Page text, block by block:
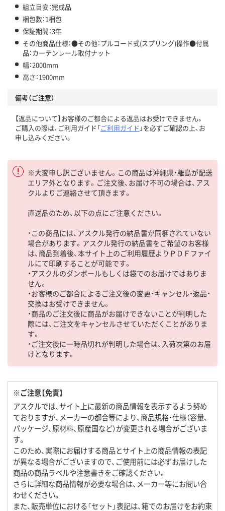
組立目安：完成品
梱包数：1梱包
保証期間：3年
その他商品仕様：●その他：プルコード式(スプリング)操作●付属
品：カーテンレール取付ナット
幅：2000mm
高さ：1900mm
備考（ご注意）
【返品について】お客様のご都合による返品はお受けできません。
ご購入の際は、ご利用ガイド「ご利用ガイド 」を必ずご確認の上、お
申し込みください。
※大変申し訳ございません。この商品は沖縄県・離島が配送
エリア外となります。ご注文後、お届け不可の場合は、アス
クルよりご連絡させて頂きます。
直送品のため、以下の点にご注意ください。
・この商品には、アスクル発行の納品書が同梱されていない
場合があります。アスクル発行の納品書をご希望のお客様
は、商品到着後、本サイト上のご利用履歴よりＰＤＦファイ
ルにて印刷することが可能です。
・アスクルのダンボールもしくは袋でのお届けではありま
せん。
・お客様のご都合によるご注文後の変更・キャンセル・返品・
交換はお受けできません。
・商品のご注文後に商品がお届けできないことが判明した
際には、ご注文をキャンセルさせていただくことがありま
す。
・ご注文後に一時品切れが判明した場合は、入荷次第のお届
けとなります。
※ご注意【免責】
アスクルでは、サイト上に最新の商品情報を表示するよう努め
ておりますが、メーカーの都合等により、商品規格・仕様（容量、
パッケージ、原材料、原産国など）が変更される場合がございま
す。
このため、実際にお届けする商品とサイト上の商品情報の表記
が異なる場合がございますので、ご使用前には必ずお届けした
商品の商品ラベルや注意書きをご確認ください。
さらに詳細な商品情報が必要な場合は、メーカー等にお問い合
わせください。
また、販売単位における「セット」表記は、箱でのお届けをお約束